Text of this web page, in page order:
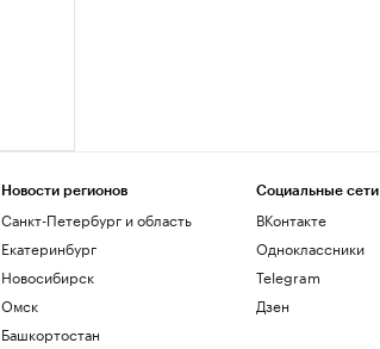
Новости регионов
Санкт-Петербург и область
Екатеринбург
Новосибирск
Омск
Башкортостан
Социальные сети
ВКонтакте
Одноклассники
Telegram
Дзен